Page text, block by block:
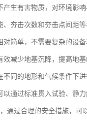
生有害物质，对环境影响
夯击次数和夯击点间距
简单，不需要复杂的设备
减少地基沉降，提高地
同的地形和气候条件下进
通过标准贯入试验、静
通过合理的安全措施，可